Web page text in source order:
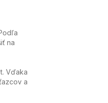
na
Vďaka
a